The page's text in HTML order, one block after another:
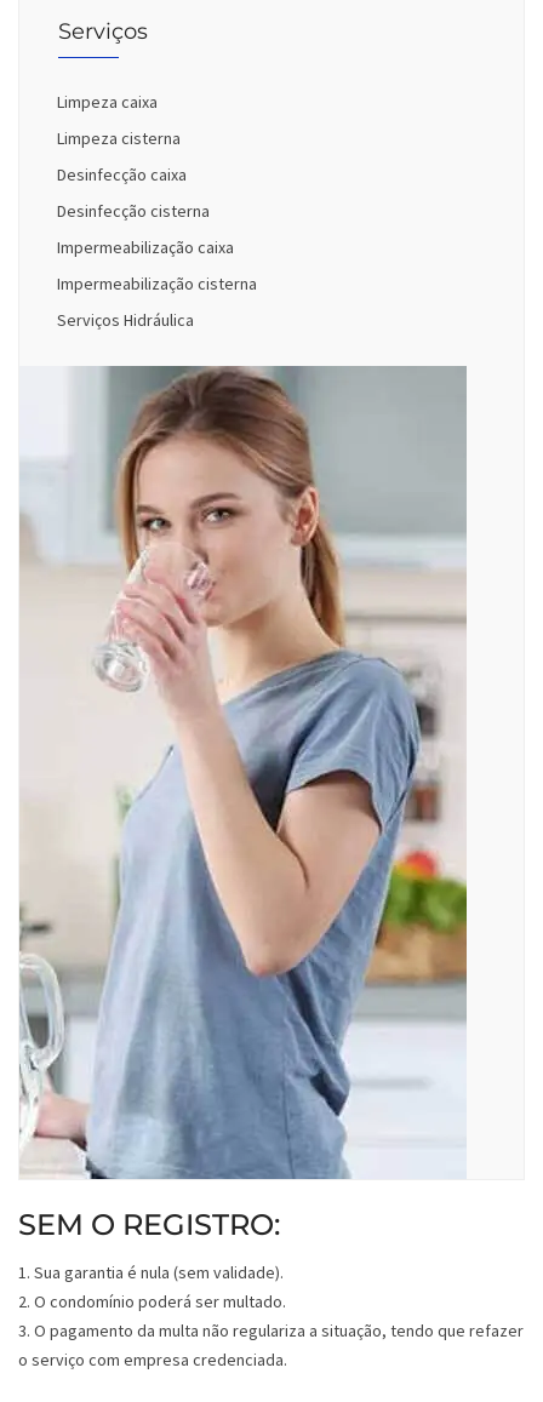
Serviços
Limpeza caixa
Limpeza cisterna
Desinfecção caixa
Desinfecção cisterna
Impermeabilização caixa
Impermeabilização cisterna
Serviços Hidráulica
SEM O REGISTRO:
1. Sua garantia é nula (sem validade).
2. O condomínio poderá ser multado.
3. O pagamento da multa não regulariza a situação, tendo que refazer
o serviço com empresa credenciada.